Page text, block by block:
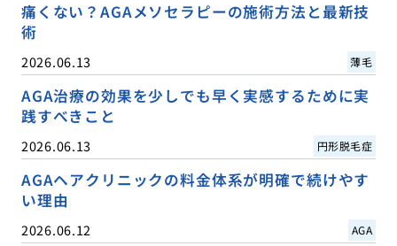
痛くない？AGAメソセラピーの施術方法と最新技
術
2026.06.13 薄毛
AGA治療の効果を少しでも早く実感するために実
践すべきこと
2026.06.13 円形脱毛症
AGAヘアクリニックの料金体系が明確で続けやす
い理由
2026.06.12 AGA